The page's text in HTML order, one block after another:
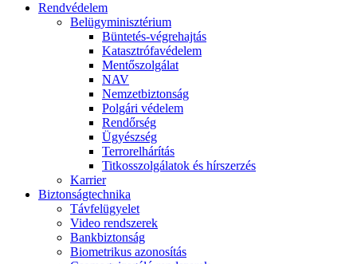
Rendvédelem
Belügyminisztérium
Büntetés-végrehajtás
Katasztrófavédelem
Mentőszolgálat
NAV
Nemzetbiztonság
Polgári védelem
Rendőrség
Ügyészség
Terrorelhárítás
Titkosszolgálatok és hírszerzés
Karrier
Biztonságtechnika
Távfelügyelet
Video rendszerek
Bankbiztonság
Biometrikus azonosítás